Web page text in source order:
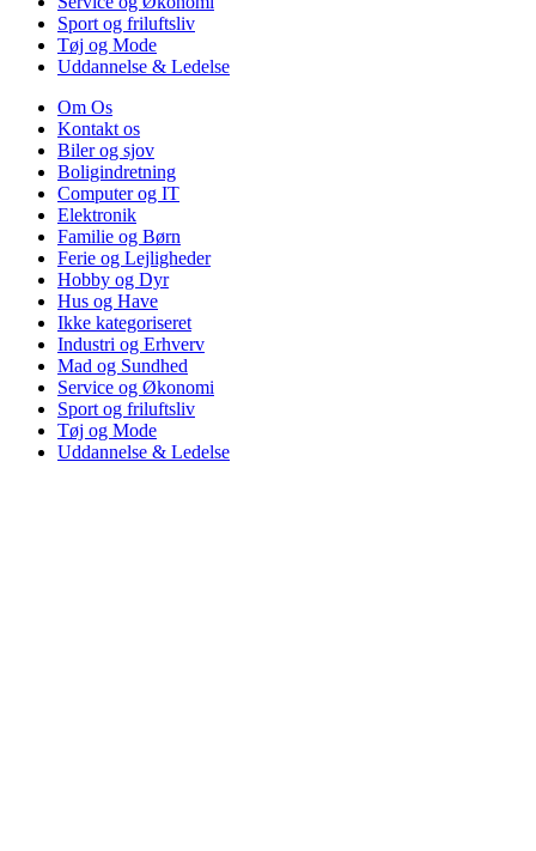
Sport og friluftsliv
Tøj og Mode
Uddannelse & Ledelse
Om Os
Kontakt os
Biler og sjov
Boligindretning
Computer og IT
Elektronik
Familie og Børn
Ferie og Lejligheder
Hobby og Dyr
Hus og Have
Ikke kategoriseret
Industri og Erhverv
Mad og Sundhed
Service og Økonomi
Sport og friluftsliv
Tøj og Mode
Uddannelse & Ledelse